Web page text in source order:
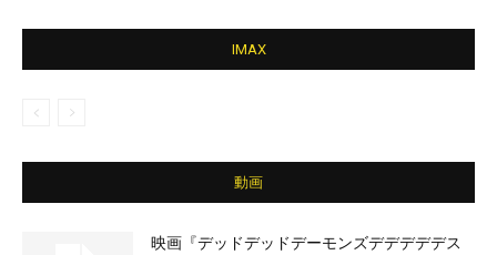
IMAX
動画
映画『デッドデッドデーモンズデデデデデス